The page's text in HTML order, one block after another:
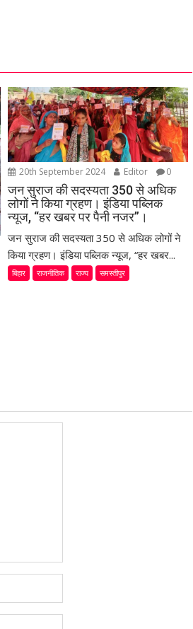
20th September 2024 Editor 0
जन सुराज की सदस्यता 350 से अधिक
लोगों ने किया ग्रहण। इंडिया पब्लिक
न्यूज, “हर खबर पर पैनी नजर”।
जन सुराज की सदस्यता 350 से अधिक लोगों ने
किया ग्रहण। इंडिया पब्लिक न्यूज, “हर खबर...
बिहार राजनीतिक राज्य समस्तीपुर